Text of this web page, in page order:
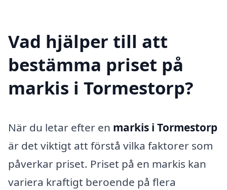
Vad hjälper till att
bestämma priset på
markis i Tormestorp?
När du letar efter en markis i Tormestorp
är det viktigt att förstå vilka faktorer som
påverkar priset. Priset på en markis kan
variera kraftigt beroende på flera